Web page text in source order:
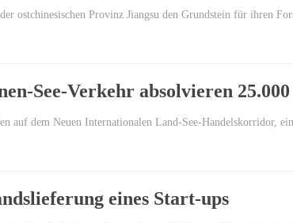
ostchinesischen Provinz Jiangsu den Grundstein für ihren
See-Verkehr absolvieren
auf dem Neuen Internationalen Land-See-Handelskorridor,
eines Start-ups